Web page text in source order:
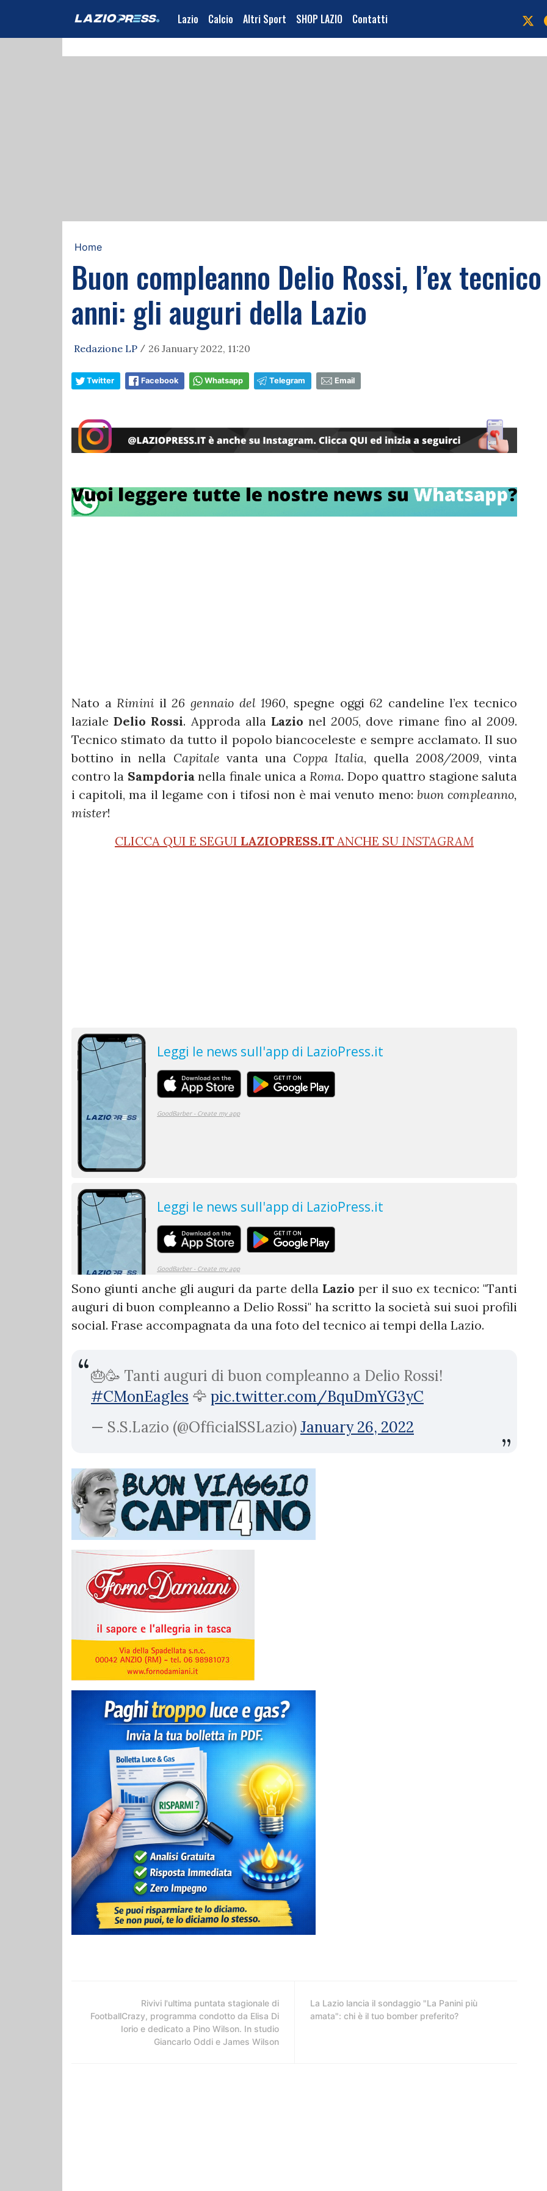
Lazio Calcio Altri Sport SHOP LAZIO Contatti
Home
Buon compleanno Delio Rossi, l’ex
anni: gli auguri della Lazio
Redazione LP / 26 January 2022, 11:20
Twitter Facebook Whatsapp Telegram Email
Nato a Rimini il26 gennaio del 1960, spegne oggi 62 candeline l’ex tecnico
lazialeDelio Rossi. Approda alla Lazio nel2005, dove rimane fino al2009.
Tecnico stimato da tutto il popolo biancoceleste e sempre acclamato. Il suo
bottino in nella Capitale vanta una Coppa Italia, quella 2008/2009, vinta
contro la Sampdorianella finale unica a Roma. Dopo quattro stagione saluta
i capitoli, ma il legame con i tifosi non è mai venuto meno: buon compleanno,
mister!
CLICCA QUI E SEGUI LAZIOPRESS.IT ANCHE SU INSTAGRAM
Sono giunti anche gli auguri da parte della Lazio per il suo ex tecnico: "Tanti
auguri di buon compleanno a Delio Rossi" ha scritto la società sui suoi profili
social. Frase accompagnata da una foto del tecnico ai tempi della Lazio.
🎂🥳 Tanti auguri di buon compleanno a Delio Rossi!
#CMonEagles 🦅 pic.twitter.com/BquDmYG3yC
— S.S.Lazio (@OfficialSSLazio)January 26, 2022
Rivivi l'ultima puntata stagionale di
FootballCrazy, programma condotto da Elisa Di
Iorio e dedicato a Pino Wilson. In studio
Giancarlo Oddi e James Wilson
La Lazio lancia il sondaggio "La Panini più
amata": chi è il tuo bomber preferito?